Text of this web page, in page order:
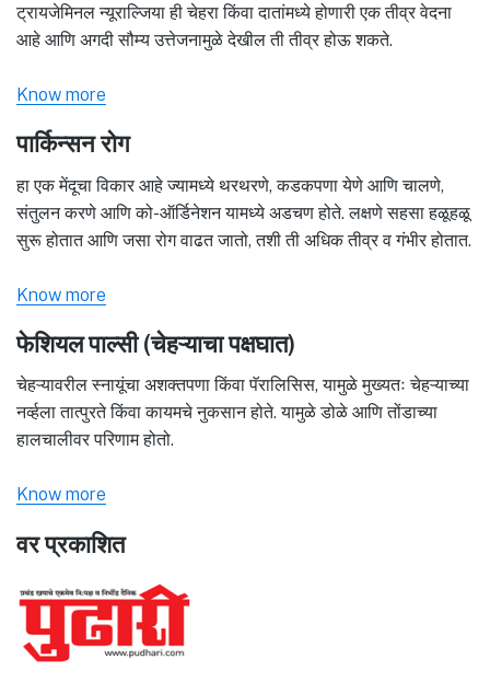
ट्रायजेमिनल न्यूराल्जिया ही चेहरा किंवा दातांमध्ये होणारी एक तीव्र वेदना
आहे आणि अगदी सौम्य उत्तेजनामुळे देखील ती तीव्र होऊ शकते.
Know more
पार्किन्सन रोग
हा एक मेंदूचा विकार आहे ज्यामध्ये थरथरणे, कडकपणा येणे आणि चालणे,
संतुलन करणे आणि को-ऑर्डिनेशन यामध्ये अडचण होते. लक्षणे सहसा हळूहळू
सुरू होतात आणि जसा रोग वाढत जातो, तशी ती अधिक तीव्र व गंभीर होतात.
Know more
फेशियल पाल्सी (चेहऱ्याचा पक्षघात)
चेहऱ्यावरील स्नायूंचा अशक्तपणा किंवा पॅरालिसिस, यामुळे मुख्यतः चेहऱ्याच्या
नर्व्हला तात्पुरते किंवा कायमचे नुकसान होते. यामुळे डोळे आणि तोंडाच्या
हालचालीवर परिणाम होतो.
Know more
वर प्रकाशित